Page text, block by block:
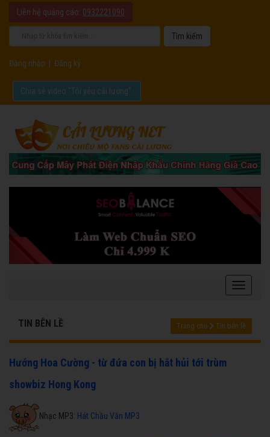
Liên hệ quảng cáo: 0932221090
Đăng nhập Đăng ký
Chia sẻ video "Tôi yêu cải lương".
TIN BÊN LỀ Trang chủ Tin bên lề
Hướng Hoa Cường - từ đứa con bị hắt hủi tới trùm
showbiz Hong Kong
Nhạc MP3: Hát Chầu Văn MP3